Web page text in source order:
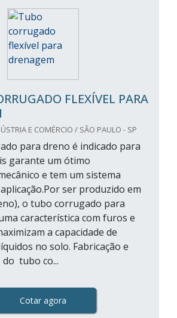
FLEXÍVEL PARA
E COMÉRCIO / SÃO PAULO - SP
para dreno é indicado para
garante um ótimo
e tem um sistema
ser produzido em
o tubo corrugado para
característica com furos e
a capacidade de
no solo. Fabricação e
tubo co...
Cotar agora